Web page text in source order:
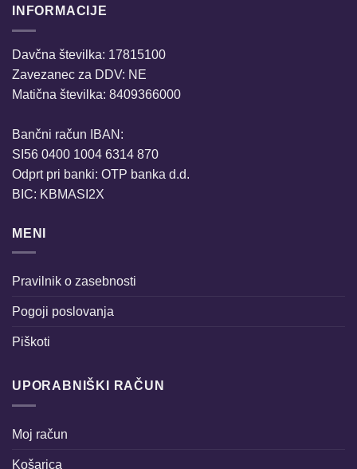
INFORMACIJE
Davčna številka: 17815100
Zavezanec za DDV: NE
Matična številka: 8409366000
Bančni račun IBAN:
SI56 0400 1004 6314 870
Odprt pri banki: OTP banka d.d.
BIC: KBMASI2X
MENI
Pravilnik o zasebnosti
Pogoji poslovanja
Piškoti
UPORABNIŠKI RAČUN
Moj račun
Košarica